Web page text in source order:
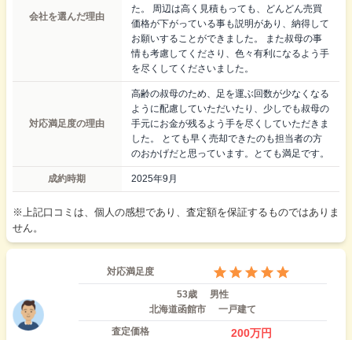
会社を選んだ理由
た。 周辺は高く見積もっても、どんどん売買
価格が下がっている事も説明があり、納得して
お願いすることができました。 また叔母の事
情も考慮してくださり、色々有利になるよう手
を尽くしてくださいました。
対応満足度の理由
高齢の叔母のため、足を運ぶ回数が少なくなる
ように配慮していただいたり、少しでも叔母の
手元にお金が残るよう手を尽くしていただきま
した。 とても早く売却できたのも担当者の方
のおかげだと思っています。とても満足です。
成約時期 2025年9月
※上記口コミは、個人の感想であり、査定額を保証するものではありま
せん。
対応満足度
53歳
男性
北海道函館市
一戸建て
査定価格
200万円